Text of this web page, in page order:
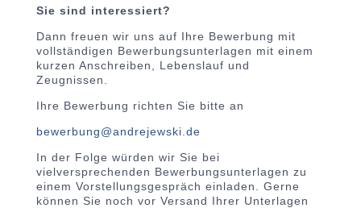
Sie sind interessiert?
Dann freuen wir uns auf Ihre Bewerbung mit
vollständigen Bewerbungsunterlagen mit einem
kurzen Anschreiben, Lebenslauf und
Zeugnissen.
Ihre Bewerbung richten Sie bitte an
bewerbung@andrejewski.de
In der Folge würden wir Sie bei
vielversprechenden Bewerbungsunterlagen zu
einem Vorstellungsgespräch einladen. Gerne
können Sie noch vor Versand Ihrer Unterlagen